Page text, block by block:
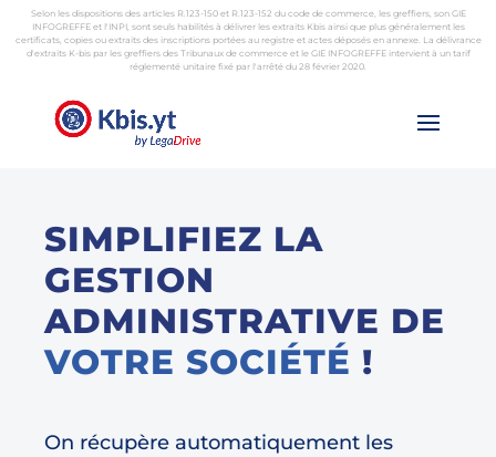
Selon les dispositions des articles R.123-150 et R.123-152 du code de commerce, les greffiers, son GIE
INFOGREFFE et l'INPI, sont seuls habilités à délivrer les extraits Kbis ainsi que plus généralement les
certificats, copies ou extraits des inscriptions portées au registre et actes déposés en annexe. La délivrance
d'extraits K-bis par les greffiers des Tribunaux de commerce et le GIE INFOGREFFE intervient à un tarif
réglementé unitaire fixé par l'arrêté du 28 février 2020.
SIMPLIFIEZ LA
GESTION
ADMINISTRATIVE DE
VOTRE SOCIÉTÉ !
On récupère automatiquement les